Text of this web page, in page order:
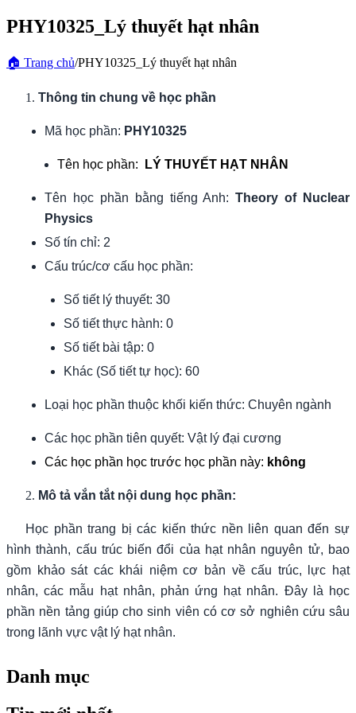
PHY10325_Lý thuyết hạt nhân
🏠 Trang chủ/PHY10325_Lý thuyết hạt nhân
Thông tin chung về học phần
Mã học phần: PHY10325
Tên học phần: LÝ THUYẾT HẠT NHÂN
Tên học phần bằng tiếng Anh:Theory of Nuclear
Physics
Số tín chỉ: 2
Cấu trúc/cơ cấu học phần:
Số tiết lý thuyết: 30
Số tiết thực hành: 0
Số tiết bài tập: 0
Khác (Số tiết tự học): 60
Loại học phần thuộc khối kiến thức: Chuyên ngành
Các học phần tiên quyết: Vật lý đại cương
Các học phần học trước học phần này: không
Mô tả vắn tắt nội dung học phần:
Học phần trang bị các kiến thức nền liên quan đến sự
hình thành, cấu trúc biến đổi của hạt nhân nguyên tử, bao
gồm khảo sát các khái niệm cơ bản về cấu trúc, lực hạt
nhân, các mẫu hạt nhân, phản ứng hạt nhân. Đây là học
phần nền tảng giúp cho sinh viên có cơ sở nghiên cứu sâu
trong lãnh vực vật lý hạt nhân.
Danh mục